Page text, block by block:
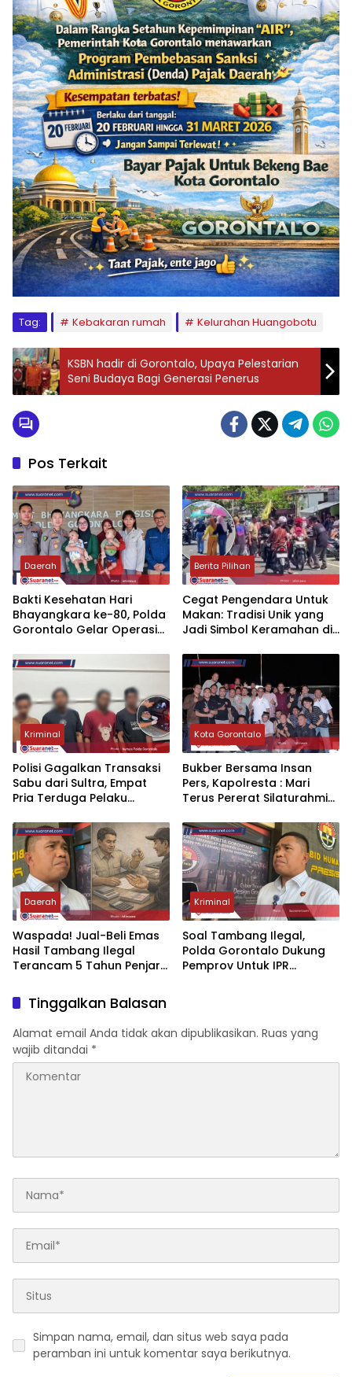
Tag: Kebakaran rumah Kelurahan Huangobotu
KSBN hadir di Gorontalo, Upaya Pelestarian
Seni Budaya Bagi Generasi Penerus
Pos Terkait
Daerah
‎Bakti Kesehatan Hari
Bhayangkara ke-80, Polda
Gorontalo Gelar Operasi
Berita Pilihan
‎Cegat Pengendara Untuk
Makan: Tradisi Unik yang
Jadi Simbol Keramahan di
Kriminal
Polisi Gagalkan Transaksi
Sabu dari Sultra‎‎, Empat
Pria Terduga Pelaku
Marisa
Kota Gorontalo
Bukber Bersama Insan
Pers, Kapolresta : Mari
Terus Pererat Silaturahmi
Daerah
‎Waspada! Jual-Beli Emas
Hasil Tambang Ilegal
Terancam 5 Tahun Penjara
Kriminal
Soal Tambang Ilegal,
Polda Gorontalo Dukung
Pemprov Untuk IPR
Tinggalkan Balasan
Alamat email Anda tidak akan dipublikasikan. Ruas yang
wajib ditandai *
Simpan nama, email, dan situs web saya pada
peramban ini untuk komentar saya berikutnya.